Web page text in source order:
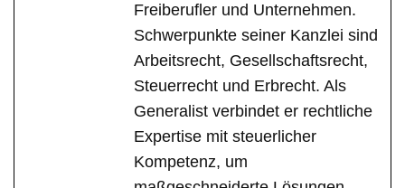
Freiberufler und Unternehmen.
Schwerpunkte seiner Kanzlei sind
Arbeitsrecht, Gesellschaftsrecht,
Steuerrecht und Erbrecht. Als
Generalist verbindet er rechtliche
Expertise mit steuerlicher
Kompetenz, um